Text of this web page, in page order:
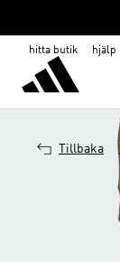
hitta butik hjälp
Tillbaka